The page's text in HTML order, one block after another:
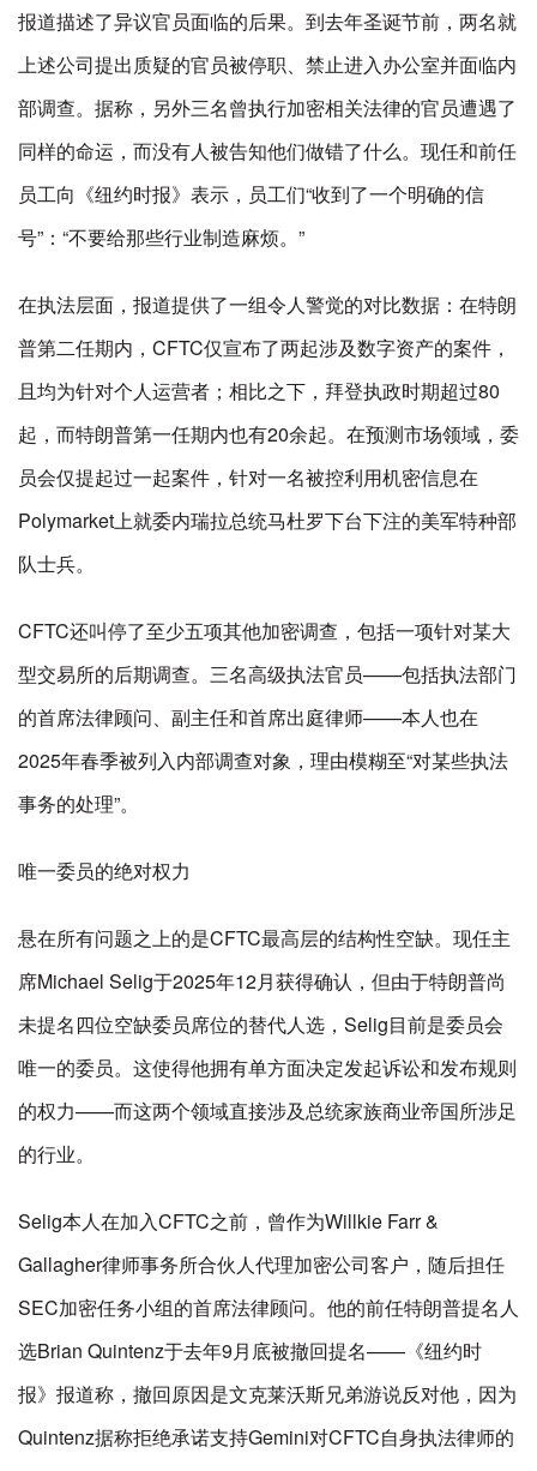
报道描述了异议官员面临的后果。到去年圣诞节前，两名就
上述公司提出质疑的官员被停职、禁止进入办公室并面临内
部调查。据称，另外三名曾执行加密相关法律的官员遭遇了
同样的命运，而没有人被告知他们做错了什么。现任和前任
员工向《纽约时报》表示，员工们“收到了一个明确的信
号”：“不要给那些行业制造麻烦。”
在执法层面，报道提供了一组令人警觉的对比数据：在特朗
普第二任期内，CFTC仅宣布了两起涉及数字资产的案件，
且均为针对个人运营者；相比之下，拜登执政时期超过80
起，而特朗普第一任期内也有20余起。在预测市场领域，委
员会仅提起过一起案件，针对一名被控利用机密信息在
Polymarket上就委内瑞拉总统马杜罗下台下注的美军特种部
队士兵。
CFTC还叫停了至少五项其他加密调查，包括一项针对某大
型交易所的后期调查。三名高级执法官员——包括执法部门
的首席法律顾问、副主任和首席出庭律师——本人也在
2025年春季被列入内部调查对象，理由模糊至“对某些执法
事务的处理”。
唯一委员的绝对权力
悬在所有问题之上的是CFTC最高层的结构性空缺。现任主
席Michael Selig于2025年12月获得确认，但由于特朗普尚
未提名四位空缺委员席位的替代人选，Selig目前是委员会
唯一的委员。这使得他拥有单方面决定发起诉讼和发布规则
的权力——而这两个领域直接涉及总统家族商业帝国所涉足
的行业。
Selig本人在加入CFTC之前，曾作为Willkie Farr &
Gallagher律师事务所合伙人代理加密公司客户，随后担任
SEC加密任务小组的首席法律顾问。他的前任特朗普提名人
选Brian Quintenz于去年9月底被撤回提名——《纽约时
报》报道称，撤回原因是文克莱沃斯兄弟游说反对他，因为
Quintenz据称拒绝承诺支持Gemini对CFTC自身执法律师的